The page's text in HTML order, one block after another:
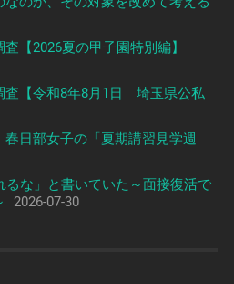
【2026夏の甲子園特別編】
査【令和8年8月1日 埼玉県公私
日部女子の「夏期講習見学週
るな」と書いていた～面接復活で
2026-07-30